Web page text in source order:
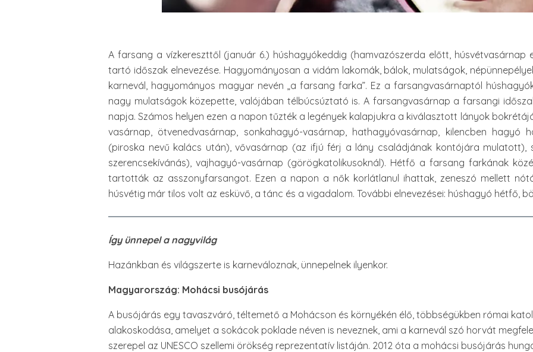
A farsang a vízkereszttől (január 6.) húshagyókeddig (hamvazószerda előtt, húsvétvasárnap
tartó időszak elnevezése. Hagyományosan a vidám lakomák, bálok, mulatságok,
karnevál, hagyományos magyar nevén „a farsang farka”. Ez a farsangvasárnaptól
nagy mulatságok közepette, valójában télbúcsúztató is. A farsangvasárnap a farsangi
napja. Számos helyen ezen a napon tűzték a legények kalapjukra a kiválasztott lányok
vasárnap, ötvenedvasárnap, sonkahagyó-vasárnap, hathagyóvasárnap, kilencben hagyó
(piroska nevű kalács után), vővasárnap (az ifjú férj a lány családjának kontójára mulatott),
szerencsekívánás), vajhagyó-vasárnap (görögkatolikusoknál). Hétfő a farsang farkának
tartották az asszonyfarsangot. Ezen a napon a nők korlátlanul ihattak, zeneszó mellett
húsvétig már tilos volt az esküvő, a tánc és a vigadalom. További elnevezései: húshagyó hétfő,
Így ünnepel a nagyvilág
Hazánkban és világszerte is karneváloznak, ünnepelnek ilyenkor.
Magyarország: Mohácsi busójárás
A busójárás egy tavaszváró, téltemető a Mohácson és környékén élő, többségükben római
alakoskodása, amelyet a sokácok poklade néven is neveznek, ami a karnevál szó horvát
szerepel az UNESCO szellemi örökség reprezentatív listáján. 2012 óta a mohácsi busójárás